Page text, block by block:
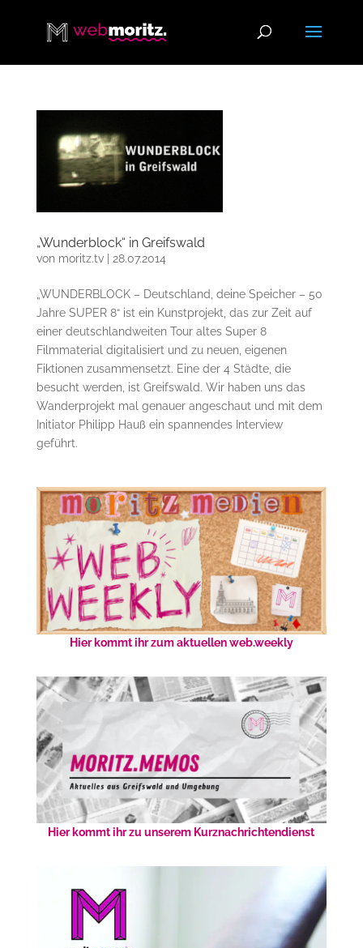
„Wunderblock“ in Greifswald
von moritz.tv| 28.07.2014
„WUNDERBLOCK – Deutschland, deine Speicher – 50
Jahre SUPER 8“ ist ein Kunstprojekt, das zur Zeit auf
einer deutschlandweiten Tour altes Super 8
Filmmaterial digitalisiert und zu neuen, eigenen
Fiktionen zusammensetzt. Eine der 4 Städte, die
besucht werden, ist Greifswald. Wir haben uns das
Wanderprojekt mal genauer angeschaut und mit dem
Initiator Philipp Hauß ein spannendes Interview
geführt.
Hier kommt ihr zum aktuellen web.weekly
Hier kommt ihr zu unserem Kurznachrichtendienst